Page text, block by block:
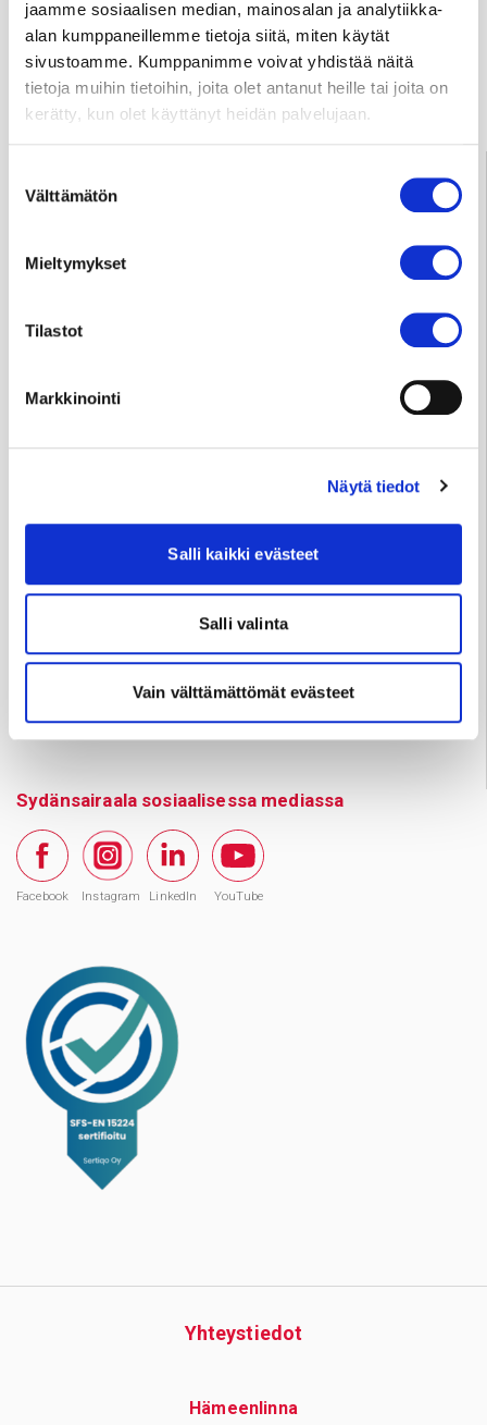
jaamme sosiaalisen median, mainosalan ja analytiikka-
alan kumppaneillemme tietoja siitä, miten käytät
sivustoamme. Kumppanimme voivat yhdistää näitä
tietoja muihin tietoihin, joita olet antanut heille tai joita on
kerätty, kun olet käyttänyt heidän palvelujaan.
valinta
Välttämätön
Mieltymykset
Tilastot
Markkinointi
Näytä tiedot
Salli kaikki evästeet
Salli valinta
Vain välttämättömät evästeet
Anna palautetta
Tampere03 311 64145
info@sydansairaala.fi
liittyen, ota yhteyttä puhelimitse sinua hoitavaan
Yksityisvastaanottojen ajanvaraus ja tiedustelut
(Huom. 1.–31.7.2026
041 731 3712
ma–pe klo 10–14
Huom. Matkapuhelinnumeroihin ei voi lähettää
Varaa aika
Sydänsairaala sosiaalisessa mediassa
Facebook Instagram LinkedIn YouTube
Yhteys­tiedot
Hämeenlinna